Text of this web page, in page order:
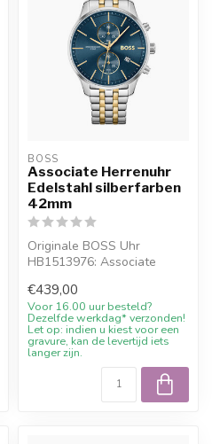
BOSS
Associate Herrenuhr
Edelstahl silberfarben
42mm
Originale BOSS Uhr
HB1513976: Associate
silberfarben 42mm. O...
€439,00
Voor 16.00 uur besteld?
Dezelfde werkdag* verzonden!
Let op: indien u kiest voor een
gravure, kan de levertijd iets
langer zijn.